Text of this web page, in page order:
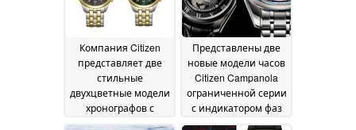
Компания Citizen
представляет две
стильные
двухцветные модели
хронографов с
технологией Eco-
Представлены две
новые модели часов
Citizen Campanola
ограниченной серии
с индикатором фаз
Луны из перламутра